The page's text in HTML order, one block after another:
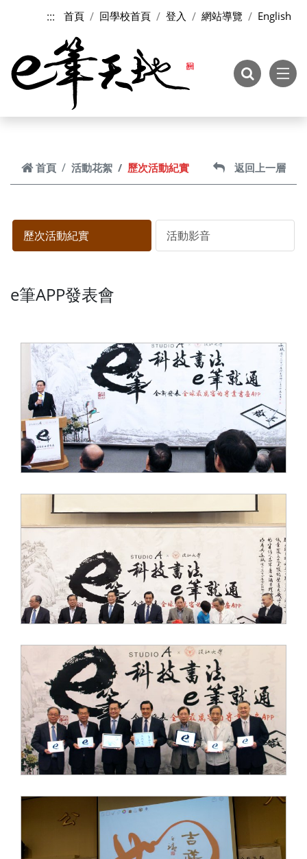
::: 首頁 回學校首頁 登入 網站導覽 English
首頁 活動花絮 歷次活動紀實 返回上一層
歷次活動紀實 活動影音
e筆APP發表會